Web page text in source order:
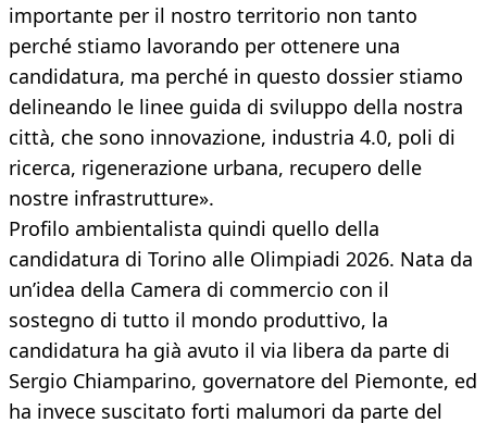
importante per il nostro territorio non tanto
perché stiamo lavorando per ottenere una
candidatura, ma perché in questo dossier stiamo
delineando le linee guida di sviluppo della nostra
città, che sono innovazione, industria 4.0, poli di
ricerca, rigenerazione urbana, recupero delle
nostre infrastrutture».
Profilo ambientalista quindi quello della
candidatura di Torino alle Olimpiadi 2026. Nata da
un’idea della Camera di commercio con il
sostegno di tutto il mondo produttivo, la
candidatura ha già avuto il via libera da parte di
Sergio Chiamparino, governatore del Piemonte, ed
ha invece suscitato forti malumori da parte del